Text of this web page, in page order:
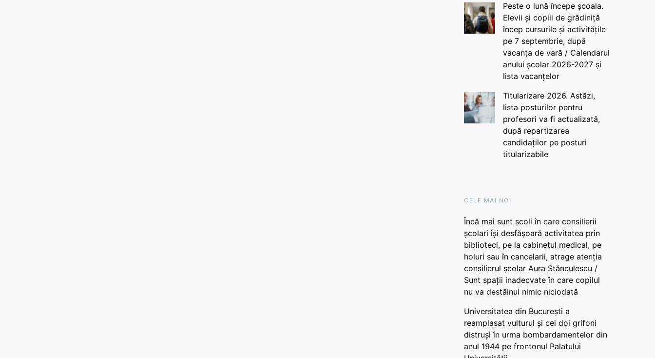
Peste o lună începe școala.
Elevii și copiii de grădiniță
încep cursurile și activitățile
pe 7 septembrie, după
vacanța de vară / Calendarul
anului școlar 2026-2027 și
lista vacanțelor
Titularizare 2026. Astăzi,
lista posturilor pentru
profesori va fi actualizată,
după repartizarea
candidaților pe posturi
titularizabile
CELE MAI NOI
Încă mai sunt școli în care consilierii
școlari își desfășoară activitatea prin
biblioteci, pe la cabinetul medical, pe
holuri sau în cancelarii, atrage atenția
consilierul școlar Aura Stănculescu /
Sunt spații inadecvate în care copilul
nu va destăinui nimic niciodată
Universitatea din București a
reamplasat vulturul și cei doi grifoni
distruși în urma bombardamentelor din
anul 1944 pe frontonul Palatului